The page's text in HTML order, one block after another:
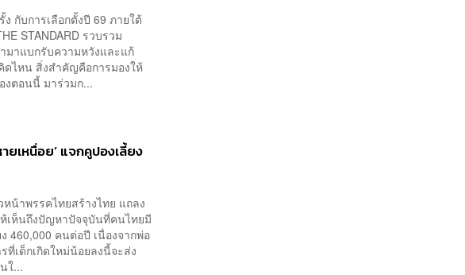
กับการเลือกตั้งปี 69 ภายใต้
STANDARD รวบรวม
มาแบกรับความหวังและแก้
ไหน สิ่งสำคัญคือการมองให้
งตอนนี้ มาร่วมก...
ยเหนื่อย’ แจกคูปองเลี้ยง
น้าพรรคไทยสร้างไทย แถลง
เห็นถึงปัญหาปัจจุบันที่คนไทยมี
460,000 คนต่อปี เนื่องจากพ่อ
ที่เด็กเกิดใหม่น้อยลงนี้จะส่ง
ใ...